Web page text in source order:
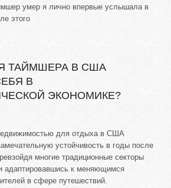
умер я лично впервые услышала в
этого
ТАЙМШЕРА В США
В
ЭКОНОМИКЕ?
для отдыха в США
устойчивость в годы после
многие традиционные секторы
и адаптировавшись к меняющимся
в сфере путешествий.